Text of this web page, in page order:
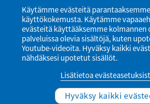
Tietosuojaselosteet
Saavutettavuusseloste
© Ylioppilaiden
Käytämme evästeitä
käyttökokemusta. Käytämme
evästeitä käyttääksemme kolmannen
palveluissa olevia sisältöjä, kuten
Youtube-videoita. Hyväksy kaikki
nähdäksesi upotetut sisällöt.
Lisätietoa
Hyväksy kaikki